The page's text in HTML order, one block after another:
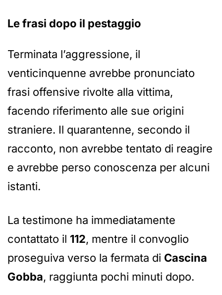
Le frasi dopo il pestaggio
Terminata l’aggressione, il
venticinquenne avrebbe pronunciato
frasi offensive rivolte alla vittima,
facendo riferimento alle sue origini
straniere. Il quarantenne, secondo il
racconto, non avrebbe tentato di reagire
e avrebbe perso conoscenza per alcuni
istanti.
La testimone ha immediatamente
contattato il 112, mentre il convoglio
proseguiva verso la fermata di Cascina
Gobba, raggiunta pochi minuti dopo.